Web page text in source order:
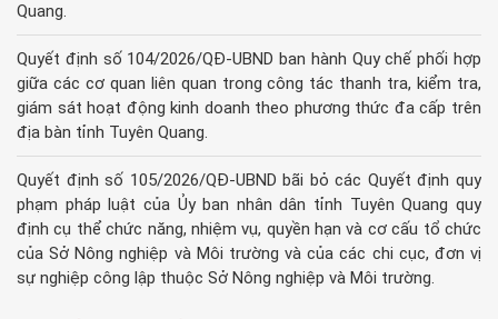
Quang.
Quyết định số 104/2026/QĐ-UBND ban hành Quy chế phối hợp
giữa các cơ quan liên quan trong công tác thanh tra, kiểm tra,
giám sát hoạt động kinh doanh theo phương thức đa cấp trên
địa bàn tỉnh Tuyên Quang.
Quyết định số 105/2026/QĐ-UBND bãi bỏ các Quyết định quy
phạm pháp luật của Ủy ban nhân dân tỉnh Tuyên Quang quy
định cụ thể chức năng, nhiệm vụ, quyền hạn và cơ cấu tổ chức
của Sở Nông nghiệp và Môi trường và của các chi cục, đơn vị
sự nghiệp công lập thuộc Sở Nông nghiệp và Môi trường.